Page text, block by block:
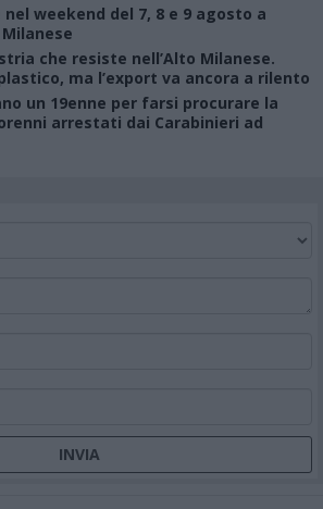
nel weekend del 7, 8 e 9 agosto a
che resiste nell’Alto Milanese.
ma l’export va ancora a rilento
un 19enne per farsi procurare la
arrestati dai Carabinieri ad